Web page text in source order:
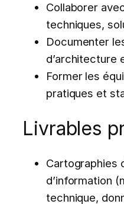
Collaborer
techniques,
Documenter
d’architecture
Former les
pratiques et
Livrables
Cartographies
d’information
technique,